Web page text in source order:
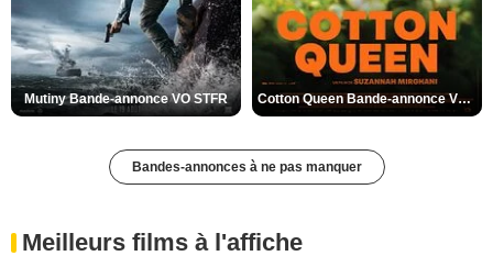
Mutiny Bande-annonce VO STFR Cotton Queen Bande-annonce VO STFR
Bandes-annonces à ne pas manquer
Meilleurs films à l'affiche